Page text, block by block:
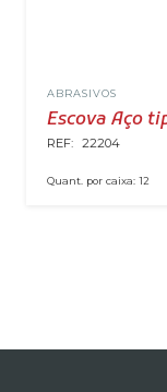
ABRASIVOS
Escova Aço
REF: 22204
Quant. por caixa:12